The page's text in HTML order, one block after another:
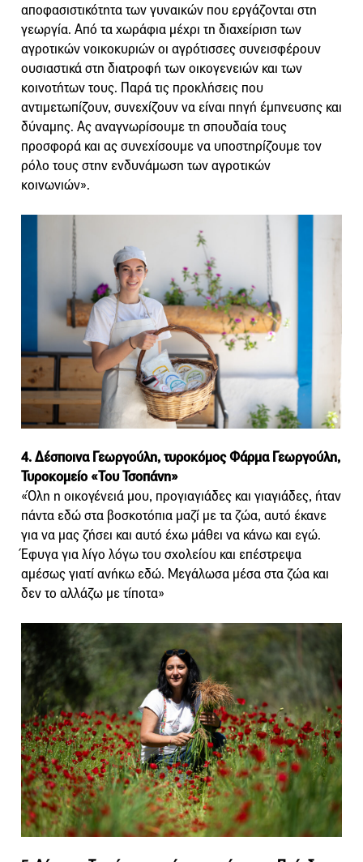
αποφασιστικότητα των γυναικών που εργάζονται στη
γεωργία. Από τα χωράφια μέχρι τη διαχείριση των
αγροτικών νοικοκυριών οι αγρότισσες συνεισφέρουν
ουσιαστικά στη διατροφή των οικογενειών και των
κοινοτήτων τους. Παρά τις προκλήσεις που
αντιμετωπίζουν, συνεχίζουν να είναι πηγή έμπνευσης και
δύναμης. Ας αναγνωρίσουμε τη σπουδαία τους
προσφορά και ας συνεχίσουμε να υποστηρίζουμε τον
ρόλο τους στην ενδυνάμωση των αγροτικών
κοινωνιών».
4. Δέσποινα Γεωργούλη, τυροκόμος Φάρμα Γεωργούλη,
Τυροκομείο «Του Τσοπάνη»
«Όλη η οικογένειά μου, προγιαγιάδες και γιαγιάδες, ήταν
πάντα εδώ στα βοσκοτόπια μαζί με τα ζώα, αυτό έκανε
για να μας ζήσει και αυτό έχω μάθει να κάνω και εγώ.
Έφυγα για λίγο λόγω του σχολείου και επέστρεψα
αμέσως γιατί ανήκω εδώ. Μεγάλωσα μέσα στα ζώα και
δεν το αλλάζω με τίποτα»